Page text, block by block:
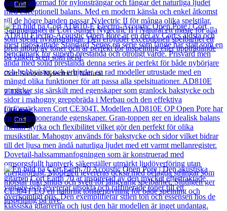
Cort
Cort Sunset Nylectric II Natural
7 135kr
Läs mer
Cort